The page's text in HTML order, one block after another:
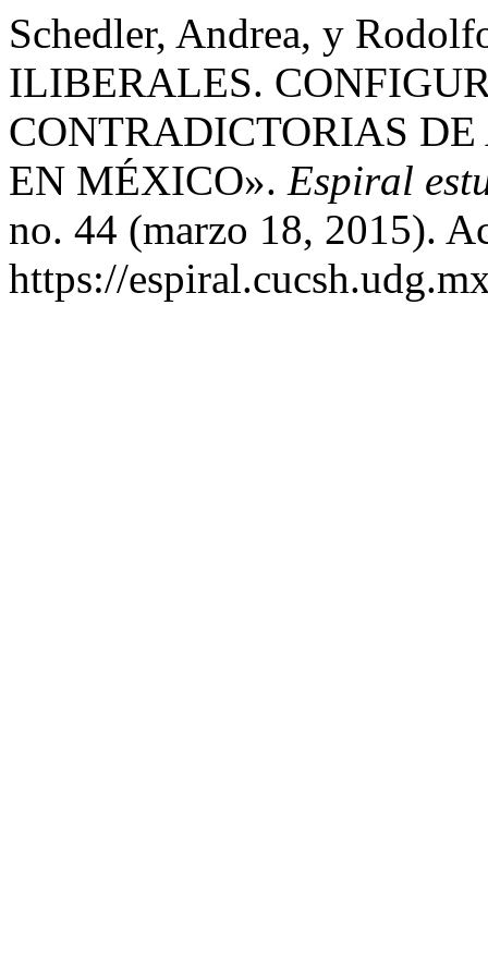
Schedler, Andrea, y
ILIBERALES.
CONTRADICTORIAS
EN MÉXICO». Espiral
no. 44 (marzo 18, 2015).
https://